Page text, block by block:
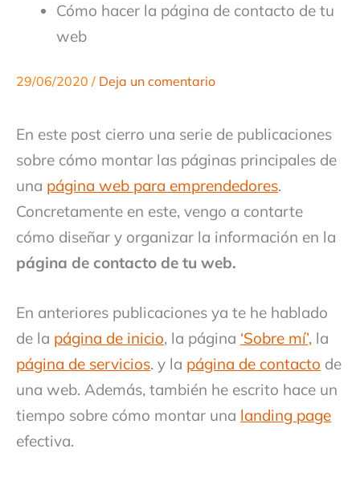
Cómo hacer la página de contacto de tu
web
29/06/2020 / Deja un comentario
En este post cierro una serie de publicaciones
sobre cómo montar las páginas principales de
una página web para emprendedores.
Concretamente en este, vengo a contarte
cómo diseñar y organizar la información en la
página de contacto de tu web.
En anteriores publicaciones ya te he hablado
de la página de inicio, la página ‘Sobre mí’, la
página de servicios. y la página de contacto de
una web. Además, también he escrito hace un
tiempo sobre cómo montar una landing page
efectiva.